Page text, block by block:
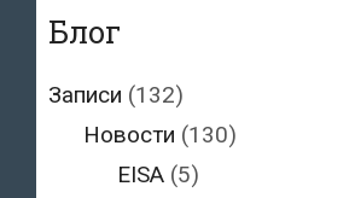
Блог
Записи (132)
Новости (130)
EISA (5)